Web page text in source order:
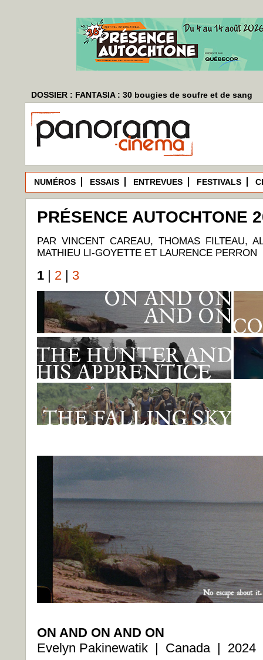
DOSSIER : FANTASIA : 30 bougies de soufre et de sang
NUMÉROS ESSAIS ENTREVUES FESTIVALS
PRÉSENCE AUTOCHTONE
PAR VINCENT CAREAU, THOMAS FILTEAU,
MATHIEU LI-GOYETTE ET LAURENCE PERRON
1 | 2 | 3
ON AND ON AND ON
Evelyn Pakinewatik | Canada |